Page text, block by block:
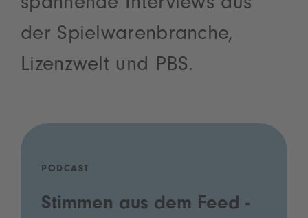
spannende Interviews aus
der Spielwarenbranche,
Lizenzwelt und PBS.
PODCAST
Stimmen aus dem Feed -